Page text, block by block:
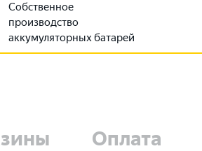
Собственное
производство
аккумуляторных батарей
Оплата